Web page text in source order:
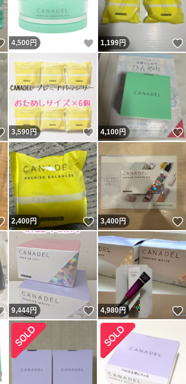
いいね！
4,500 円 いいね！
1,199円
いいね！
3,590円 いいね！
4,100円
いいね！
2,400円 いいね！
3,400円
いいね！
9,444円 いいね！
4,980円